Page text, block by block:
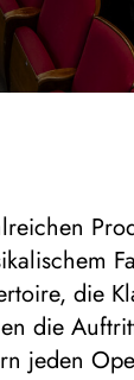
die
die
jeden